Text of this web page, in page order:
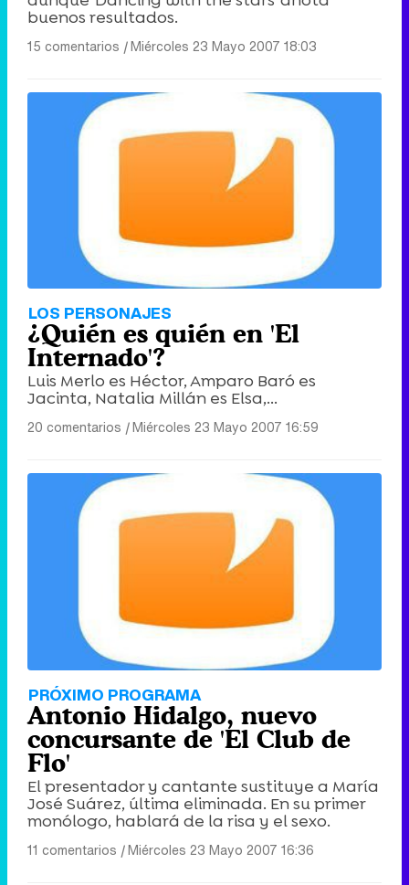
buenos resultados.
15 comentarios |Miércoles 23 Mayo 2007 18:03
LOS PERSONAJES
¿Quién es quién en 'El
Internado'?
Luis Merlo es Héctor, Amparo Baró es
Jacinta, Natalia Millán es Elsa,...
20 comentarios |Miércoles 23 Mayo 2007 16:59
PRÓXIMO PROGRAMA
Antonio Hidalgo, nuevo
concursante de 'El Club de
Flo'
El presentador y cantante sustituye a María
José Suárez, última eliminada. En su primer
monólogo, hablará de la risa y el sexo.
11 comentarios |Miércoles 23 Mayo 2007 16:36